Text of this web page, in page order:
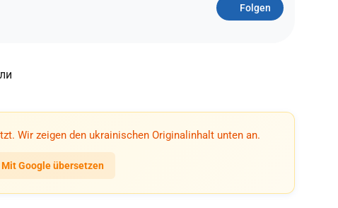
Folgen
Wir zeigen den ukrainischen Originalinhalt unten an.
Mit Google übersetzen